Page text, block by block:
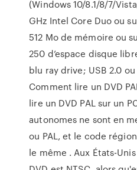
(Windows 10/8.1/8/7/
GHz Intel Core Duo ou
512 Mo de mémoire ou
250 d’espace disque
blu ray drive; USB 2.0
Comment lire un DVD
lire un DVD PAL sur un
autonomes ne sont en
ou PAL, et le code
le même . Aux États-